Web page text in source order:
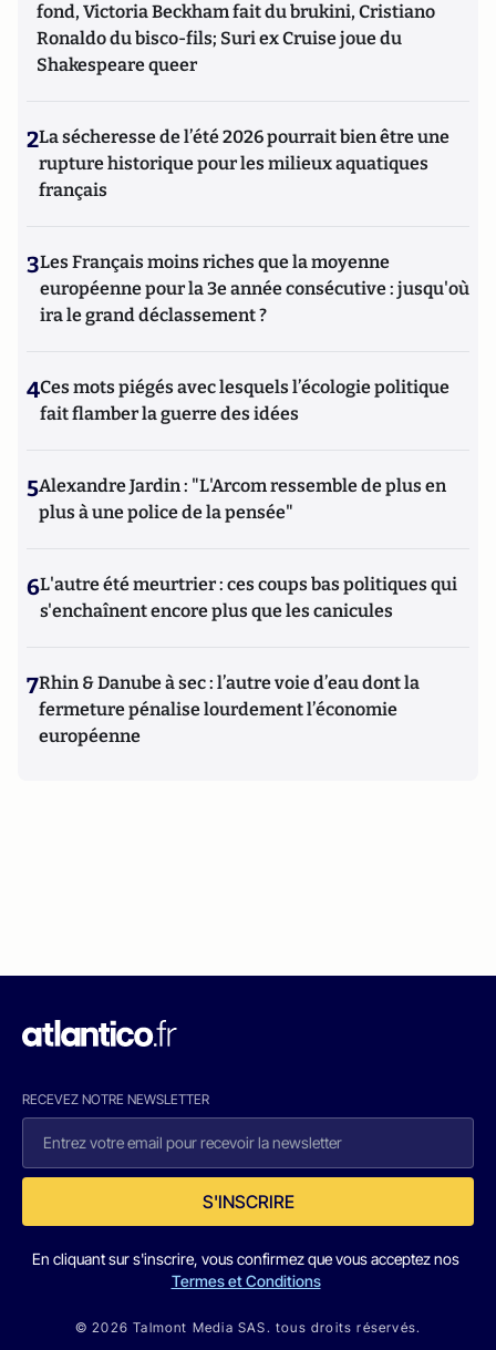
fond, Victoria Beckham fait du brukini, Cristiano
Ronaldo du bisco-fils; Suri ex Cruise joue du
Shakespeare queer
2La sécheresse de l’été 2026 pourrait bien être une
rupture historique pour les milieux aquatiques
français
3Les Français moins riches que la moyenne
européenne pour la 3e année consécutive : jusqu'où
ira le grand déclassement ?
4Ces mots piégés avec lesquels l’écologie politique
fait flamber la guerre des idées
5Alexandre Jardin : "L'Arcom ressemble de plus en
plus à une police de la pensée"
6L'autre été meurtrier : ces coups bas politiques qui
s'enchaînent encore plus que les canicules
7Rhin & Danube à sec : l’autre voie d’eau dont la
fermeture pénalise lourdement l’économie
européenne
RECEVEZ NOTRE NEWSLETTER
S'INSCRIRE
En cliquant sur s'inscrire, vous confirmez que vous acceptez nos
Termes et Conditions
© 2026 Talmont Media SAS. tous droits réservés.